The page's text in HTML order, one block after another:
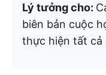
Lý tưởng cho:
biên bản cuộc
thực hiện tất cả